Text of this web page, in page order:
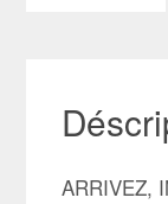
ARRIVEZ,